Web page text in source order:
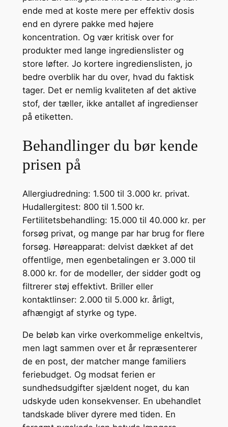
ende med at koste mere per effektiv dosis
end en dyrere pakke med højere
koncentration. Og vær kritisk over for
produkter med lange ingredienslister og
store løfter. Jo kortere ingredienslisten, jo
bedre overblik har du over, hvad du faktisk
tager. Det er nemlig kvaliteten af det aktive
stof, der tæller, ikke antallet af ingredienser
på etiketten.
Behandlinger du bør kende
prisen på
Allergiudredning: 1.500 til 3.000 kr. privat.
Hudallergitest: 800 til 1.500 kr.
Fertilitetsbehandling: 15.000 til 40.000 kr. per
forsøg privat, og mange par har brug for flere
forsøg. Høreapparat: delvist dækket af det
offentlige, men egenbetalingen er 3.000 til
8.000 kr. for de modeller, der sidder godt og
filtrerer støj effektivt. Briller eller
kontaktlinser: 2.000 til 5.000 kr. årligt,
afhængigt af styrke og type.
De beløb kan virke overkommelige enkeltvis,
men lagt sammen over et år repræsenterer
de en post, der matcher mange familiers
feriebudget. Og modsat ferien er
sundhedsudgifter sjældent noget, du kan
udskyde uden konsekvenser. En ubehandlet
tandskade bliver dyrere med tiden. En